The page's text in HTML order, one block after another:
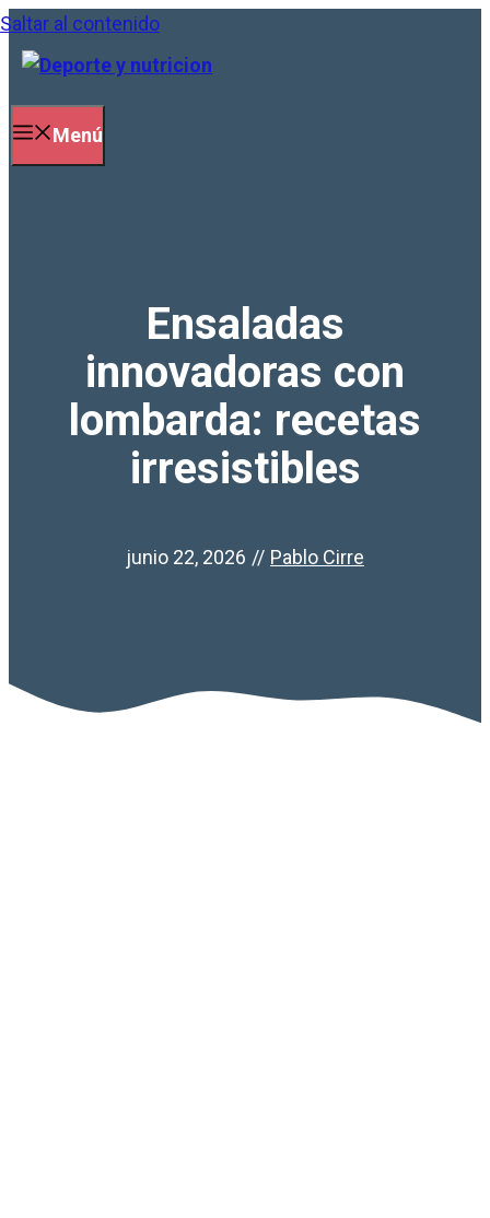
Saltar al contenido
Menú
Ensaladas
innovadoras con
lombarda: recetas
irresistibles
junio 22, 2026 // Pablo Cirre